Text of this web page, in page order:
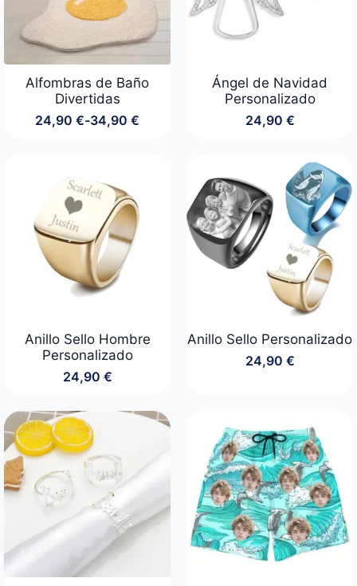
Alfombras de Baño
Divertidas
24,90 €-34,90 €
Rango
24,90 €
hasta
34,90 €
Ángel de Navidad
Personalizado
24,90 €
Anillo Sello Hombre
Personalizado
24,90 €
Anillo Sello Personalizado
24,90 €